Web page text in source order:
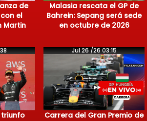
de
el
Martin
Malasia rescata el GP de
Bahrein: Sepang será sede
en octubre de 2026
triunfo
Jul 26 /26 03:15
Carrera del Gran Premio de